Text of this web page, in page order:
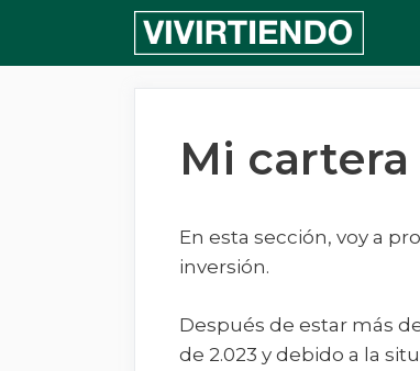
contenido
Mi cartera
En esta sección, voy a
inversión.
Después de estar más
de 2.023 y debido a la